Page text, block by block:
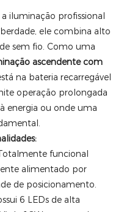
iluminação profissional
ele combina alto
sem fio. Como uma
ascendente com
na bateria recarregável
operação prolongada
energia ou onde uma
funcional
alimentado por
de posicionamento.
6 LEDs de alta